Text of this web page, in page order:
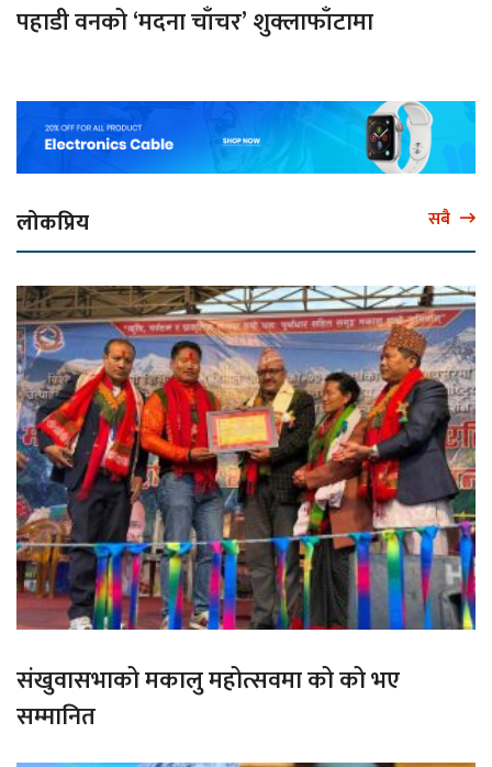
पहाडी वनको ‘मदना चाँचर’ शुक्लाफाँटामा
लोकप्रिय सबै
संखुवासभाको मकालु महोत्सवमा को को भए
सम्मानित